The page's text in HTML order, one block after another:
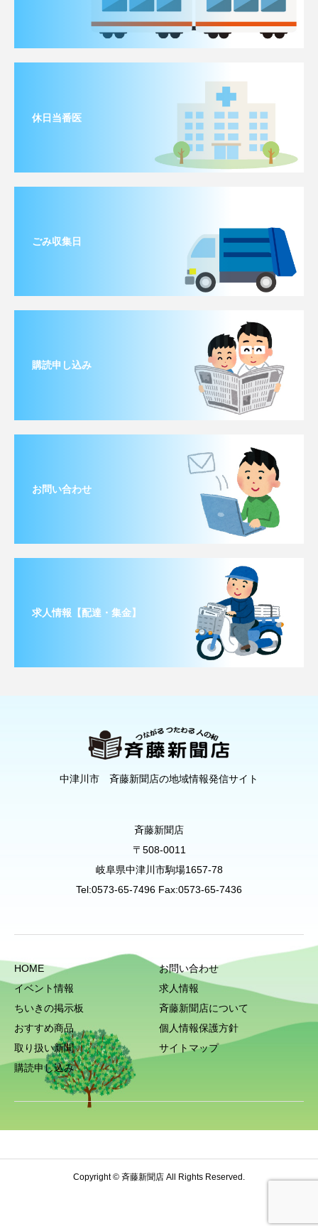
休日当番医
ごみ収集日
購読申し込み
お問い合わせ
求人情報【配達・集金】
中津川市 斉藤新聞店の地域情報発信サイト
斉藤新聞店
〒508-0011
岐阜県中津川市駒場1657-78
Tel:0573-65-7496 Fax:0573-65-7436
HOME
イベント情報
ちいきの掲示板
おすすめ商品
取り扱い新聞
購読申し込み
お問い合わせ
求人情報
斉藤新聞店について
個人情報保護方針
サイトマップ
Copyright © 斉藤新聞店 All Rights Reserved.
お問い合わせ